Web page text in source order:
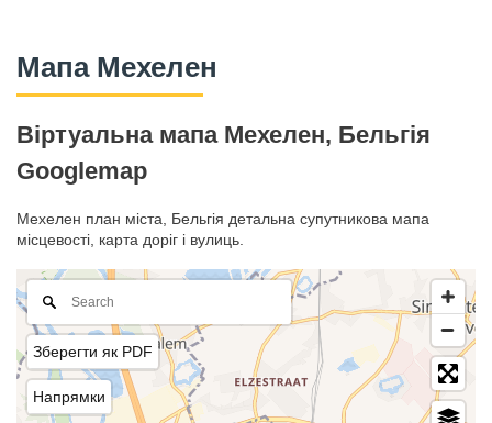
Мапа Мехелен
Віртуальна мапа Мехелен, Бельгія
Googlemap
Мехелен план міста, Бельгія детальна супутникова мапа
місцевості, карта доріг і вулиць.
Зберегти як PDF
Напрямки